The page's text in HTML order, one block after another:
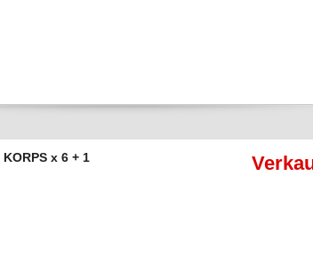
KORPS x 6 + 1